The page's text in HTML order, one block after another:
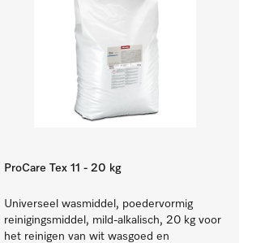
ProCare Tex 11 - 20 kg
Universeel wasmiddel, poedervormig
reinigingsmiddel, mild-alkalisch, 20 kg voor
het reinigen van wit wasgoed en